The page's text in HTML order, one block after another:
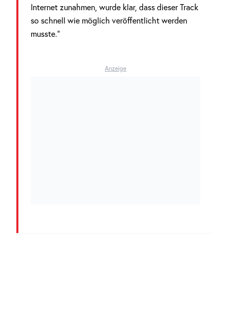
Internet zunahmen, wurde klar, dass dieser Track
so schnell wie möglich veröffentlicht werden
musste.“
Anzeige